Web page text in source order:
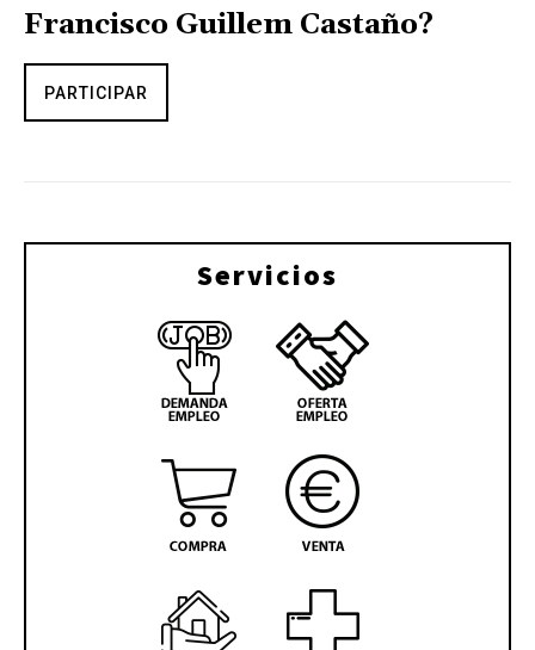
Francisco Guillem Castaño?
PARTICIPAR
Servicios